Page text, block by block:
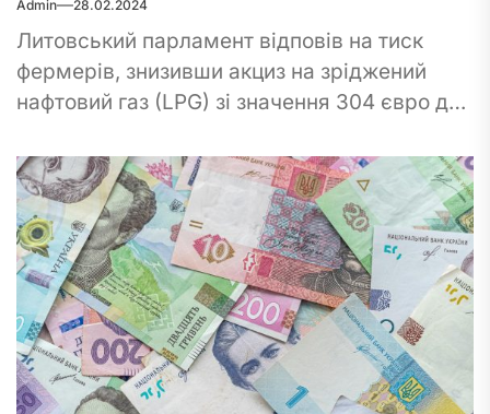
Admin 28.02.2024
Литовський парламент відповів на тиск
фермерів, знизивши акциз на зріджений
нафтовий газ (LPG) зі значення 304 євро до